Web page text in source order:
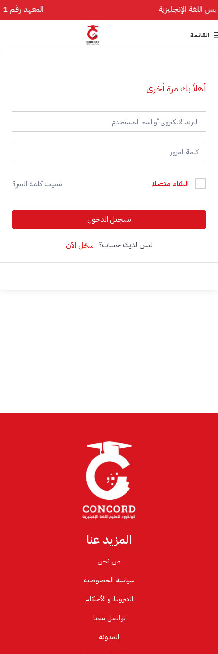
المعهد رقم 1 في تأسيس اللغة الإنجليزية
القائمة
أهلاً بك مرة أخرى!
البقاء متصلا نسيت كلمة السر؟
تسجيل الدخول
ليس لديك حساب؟ سجّل الآن
المزيد عنا
من نحن
سياسة الخصوصية
الشروط و الأحكام
تواصل معنا
المدونة